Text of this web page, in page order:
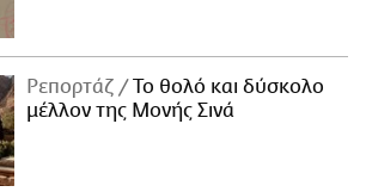
Ρεπορτάζ
Το θολό και δύσκολο
μέλλον της Μονής Σινά